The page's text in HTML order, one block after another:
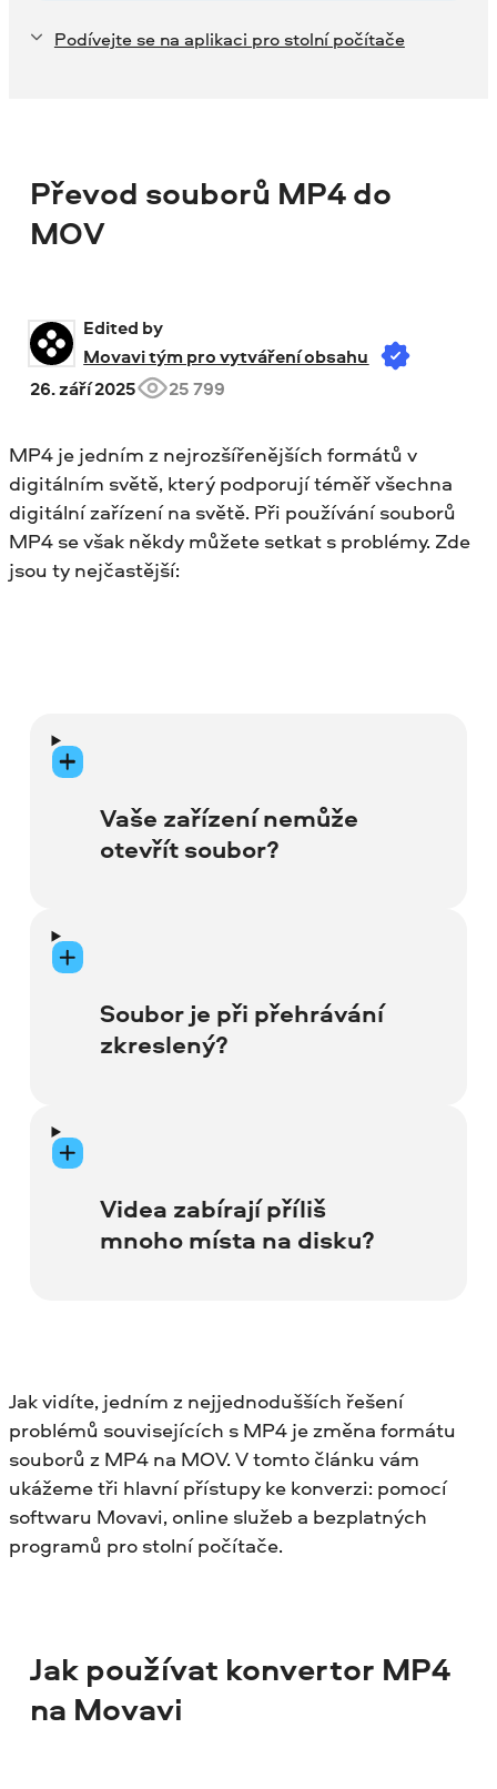
Podívejte se na aplikaci pro stolní počítače
Převod souborů MP4 do
MOV
Edited by
Movavi tým pro vytváření obsahu
26. září 2025
25 799
MP4 je jedním z nejrozšířenějších formátů v
digitálním světě, který podporují téměř všechna
digitální zařízení na světě. Při používání souborů
MP4 se však někdy můžete setkat s problémy. Zde
jsou ty nejčastější:
Vaše zařízení nemůže
otevřít soubor?
Pokud používáte zařízení Apple, můžete
při přehrávání souborů MP4 narazit na
problémy s kodekem. Možností je převod
souborů do MOV.
Soubor je při přehrávání
zkreslený?
Pokud je video zkreslené, může to být
způsobeno velkou velikostí souboru. Cesta
ven může být změna kodeku a zmenšení
velikosti souboru.
Videa zabírají příliš
mnoho místa na disku?
možností. Se správným softwarem a
nastavením je to snadné.
Jak vidíte, jedním z nejjednodušších řešení
problémů souvisejících s MP4 je změna formátu
souborů z MP4 na MOV. V tomto článku vám
ukážeme tři hlavní přístupy ke konverzi: pomocí
softwaru Movavi, online služeb a bezplatných
programů pro stolní počítače.
Jak používat konvertor MP4
na Movavi